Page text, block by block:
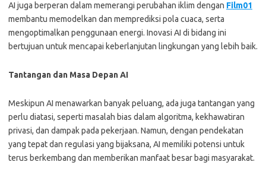
AI juga berperan dalam memerangi perubahan iklim dengan Film01
membantu memodelkan dan memprediksi pola cuaca, serta
mengoptimalkan penggunaan energi. Inovasi AI di bidang ini
bertujuan untuk mencapai keberlanjutan lingkungan yang lebih baik.
Tantangan dan Masa Depan AI
Meskipun AI menawarkan banyak peluang, ada juga tantangan yang
perlu diatasi, seperti masalah bias dalam algoritma, kekhawatiran
privasi, dan dampak pada pekerjaan. Namun, dengan pendekatan
yang tepat dan regulasi yang bijaksana, AI memiliki potensi untuk
terus berkembang dan memberikan manfaat besar bagi masyarakat.